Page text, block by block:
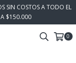
SIN COSTOS A TODO EL
A $150.000
0